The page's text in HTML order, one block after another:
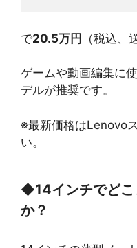
で20.5万円 （税込、
ゲームや動画編集に
デルが推奨です。
※最新価格はLenovo
い。
◆14インチでど
か？